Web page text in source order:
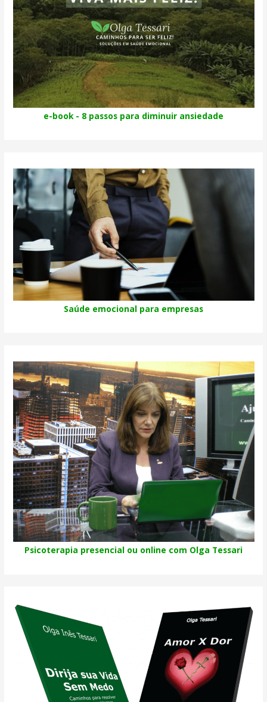
e-book - 8 passos para diminuir ansiedade
Saúde emocional para empresas
Psicoterapia presencial ou online com Olga Tessari